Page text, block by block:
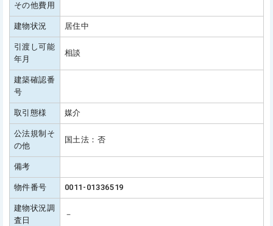
その他費用
建物状況 居住中
引渡し可能
年月
相談
建築確認番
号
取引態様 媒介
公法規制そ
の他
国土法：否
備考
物件番号 0011-01336519
建物状況調
査日
－